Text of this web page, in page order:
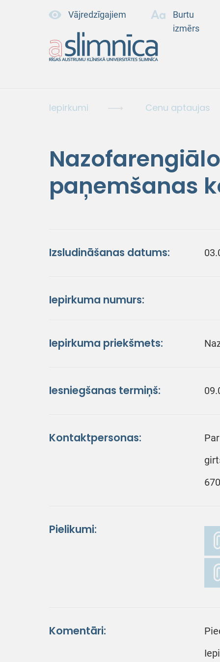
Vājredzīgajiem
Burtu
izmērs
Iepirkumi Cenu aptaujas
paņemšanas
Izsludināšanas datums:
Iepirkuma numurs:
Iepirkuma priekšmets:
Iesniegšanas termiņš:
Kontaktpersonas:
Pielikumi:
Komentāri: